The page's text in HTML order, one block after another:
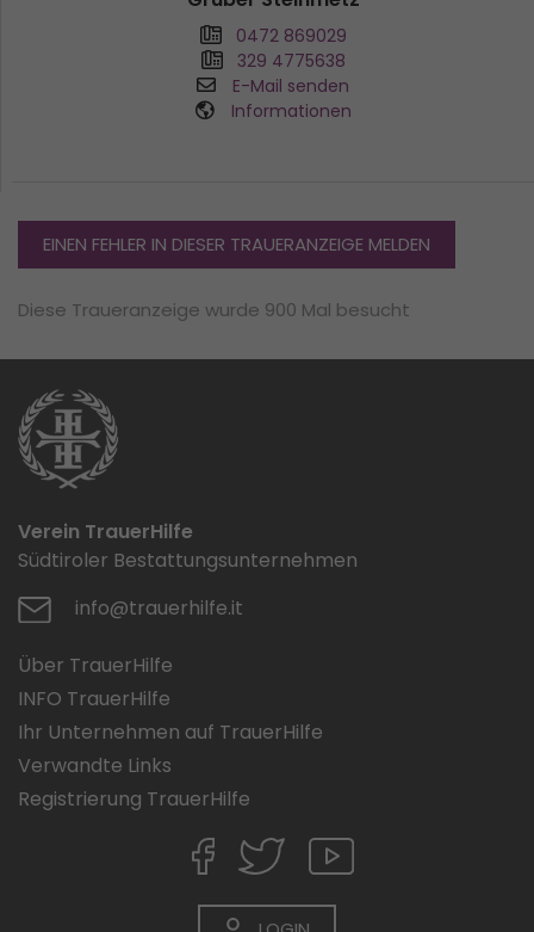
0472 869029
329 4775638
E-Mail senden
Informationen
EINEN FEHLER IN DIESER TRAUERANZEIGE MELDEN
Diese Traueranzeige wurde 900 Mal besucht
Verein TrauerHilfe
Südtiroler Bestattungsunternehmen
info@trauerhilfe.it
Über TrauerHilfe
INFO TrauerHilfe
Ihr Unternehmen auf TrauerHilfe
Verwandte Links
Registrierung TrauerHilfe